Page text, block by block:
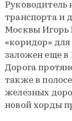
Руководитель
транспорта и
Москвы Игорь
«коридор»
заложен еще в
Дорога
также в
железных
новой хорды